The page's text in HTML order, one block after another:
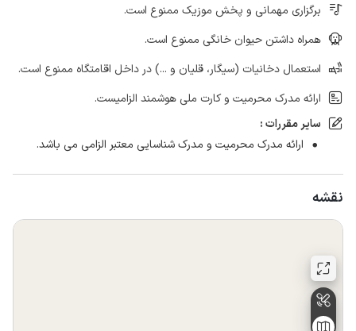
برگزاری مهمانی و پخش موزیک ممنوع است.
همراه داشتن حیوان خانگی ممنوع است.
استعمال دخانیات (سیگار، قلیان و ...) در داخل اقامتگاه ممنوع است.
ارائه مدرک محرمیت و کارت ملی هوشمند الزامیست.
سایر مقررات :
ارائه مدرک محرمیت و مدرک شناسایی معتبر الزامی می باشد.
نقشه